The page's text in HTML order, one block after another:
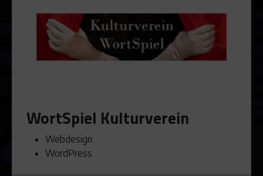
WortSpiel Kulturverein
Webdesign
WordPress